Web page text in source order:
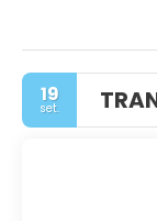
Presenteie-se
massagens,
faciais. Você
recreativas,
externas e um
comodidades
Sinta-se em
condicionado e
19
set.